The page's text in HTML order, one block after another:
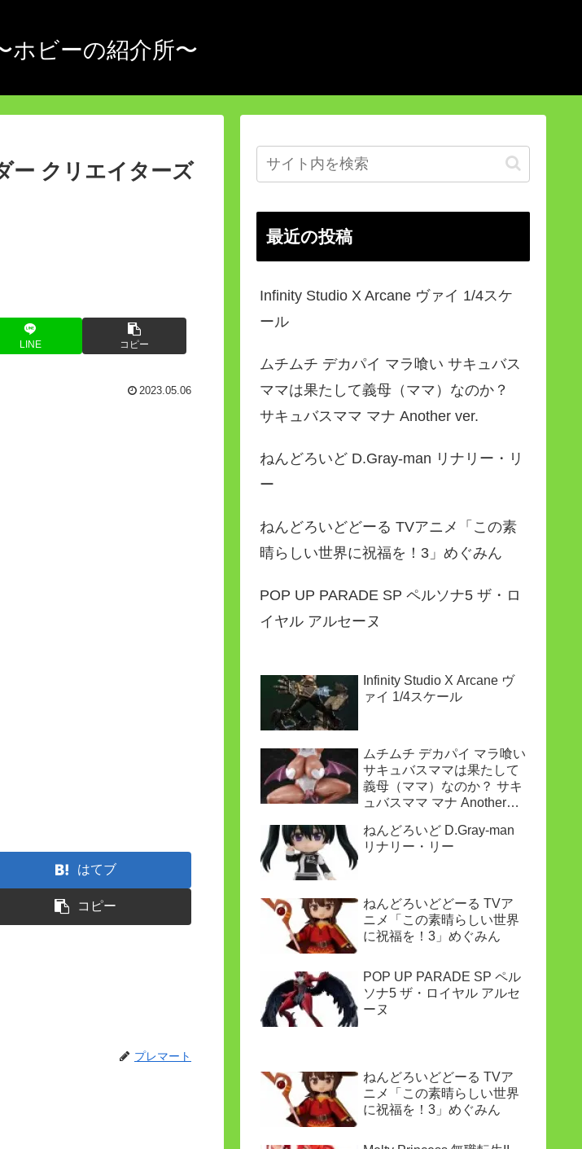
ホビーの紹介所〜
ー クリエイターズ
LINE コピー
2023.05.06
はてブ
コピー
プレマート
最近の投稿
Infinity Studio X Arcane ヴァイ 1/4スケ
ール
ムチムチ デカパイ マラ喰い サキュバス
ママは果たして義母（ママ）なのか？
サキュバスママ マナ Another ver.
ねんどろいど D.Gray-man リナリー・リ
ー
ねんどろいどどーる TVアニメ「この素
晴らしい世界に祝福を！3」めぐみん
POP UP PARADE SP ペルソナ5 ザ・ロ
イヤル アルセーヌ
Infinity Studio X Arcane ヴ
ァイ 1/4スケール
ムチムチ デカパイ マラ喰い
サキュバスママは果たして
義母（ママ）なのか？ サキ
ュバスママ マナ Another
ねんどろいど D.Gray-man
リナリー・リー
ねんどろいどどーる TVア
ニメ「この素晴らしい世界
に祝福を！3」めぐみん
POP UP PARADE SP ペル
ソナ5 ザ・ロイヤル アルセ
ーヌ
ねんどろいどどーる TVア
ニメ「この素晴らしい世界
に祝福を！3」めぐみん